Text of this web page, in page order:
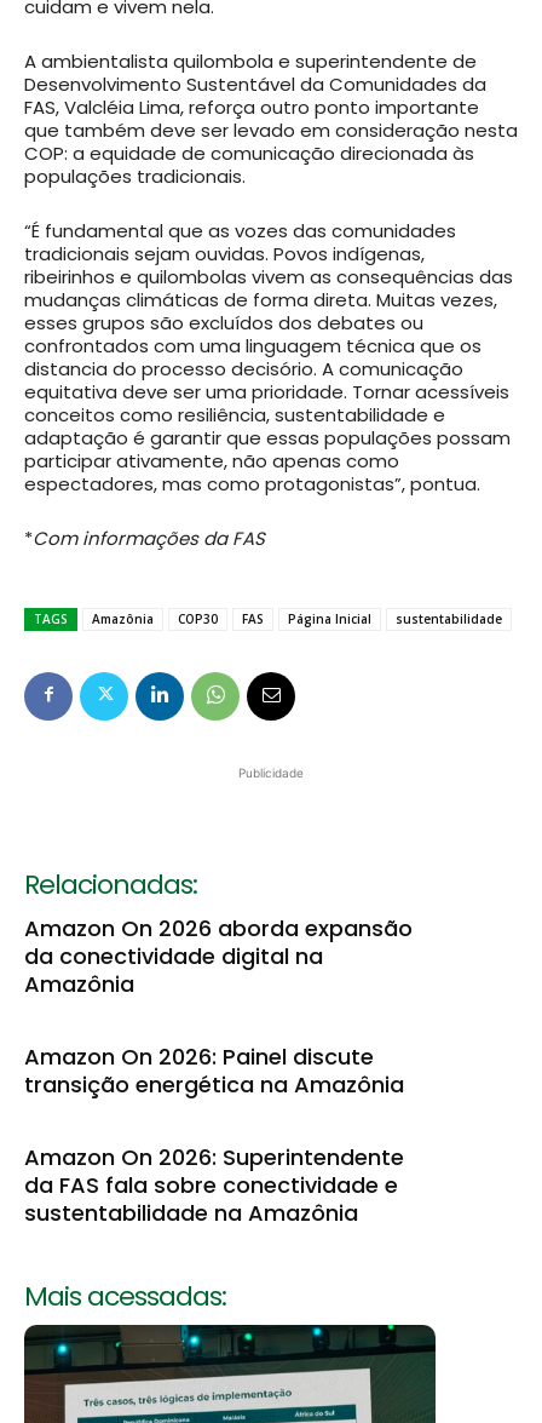
cuidam e vivem nela.
A ambientalista quilombola e superintendente de
Desenvolvimento Sustentável da Comunidades da
FAS, Valcléia Lima, reforça outro ponto importante
que também deve ser levado em consideração nesta
COP: a equidade de comunicação direcionada às
populações tradicionais.
“É fundamental que as vozes das comunidades
tradicionais sejam ouvidas. Povos indígenas,
ribeirinhos e quilombolas vivem as consequências das
mudanças climáticas de forma direta. Muitas vezes,
esses grupos são excluídos dos debates ou
confrontados com uma linguagem técnica que os
distancia do processo decisório. A comunicação
equitativa deve ser uma prioridade. Tornar acessíveis
conceitos como resiliência, sustentabilidade e
adaptação é garantir que essas populações possam
participar ativamente, não apenas como
espectadores, mas como protagonistas”, pontua.
*Com informações da FAS
TAGS Amazônia COP30 FAS Página Inicial sustentabilidade
Publicidade
Relacionadas:
Amazon On 2026 aborda expansão
da conectividade digital na
Amazônia
Amazon On 2026: Painel discute
transição energética na Amazônia
Amazon On 2026: Superintendente
da FAS fala sobre conectividade e
sustentabilidade na Amazônia
Mais acessadas: